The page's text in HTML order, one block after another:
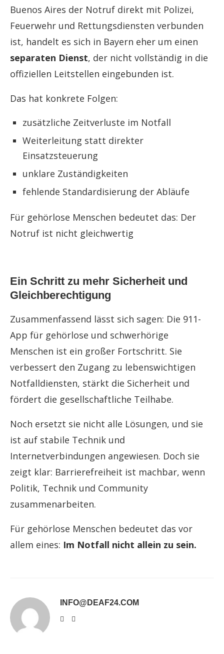
Buenos Aires der Notruf direkt mit Polizei,
Feuerwehr und Rettungsdiensten verbunden
ist, handelt es sich in Bayern eher um einen
separaten Dienst, der nicht vollständig in die
offiziellen Leitstellen eingebunden ist.
Das hat konkrete Folgen:
zusätzliche Zeitverluste im Notfall
Weiterleitung statt direkter
Einsatzsteuerung
unklare Zuständigkeiten
fehlende Standardisierung der Abläufe
Für gehörlose Menschen bedeutet das: Der
Notruf ist nicht gleichwertig
Ein Schritt zu mehr Sicherheit und
Gleichberechtigung
Zusammenfassend lässt sich sagen: Die 911-
App für gehörlose und schwerhörige
Menschen ist ein großer Fortschritt. Sie
verbessert den Zugang zu lebenswichtigen
Notfalldiensten, stärkt die Sicherheit und
fördert die gesellschaftliche Teilhabe.
Noch ersetzt sie nicht alle Lösungen, und sie
ist auf stabile Technik und
Internetverbindungen angewiesen. Doch sie
zeigt klar: Barrierefreiheit ist machbar, wenn
Politik, Technik und Community
zusammenarbeiten.
Für gehörlose Menschen bedeutet das vor
allem eines: Im Notfall nicht allein zu sein.
INFO@DEAF24.COM